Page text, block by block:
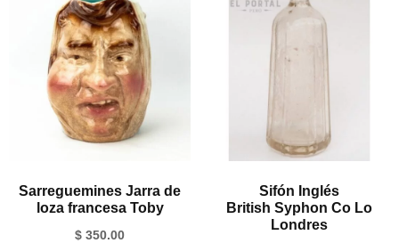
Sarreguemines Jarra de
loza francesa Toby
$ 350.00
Sifón Inglés
British Syphon Co Lo
Londres